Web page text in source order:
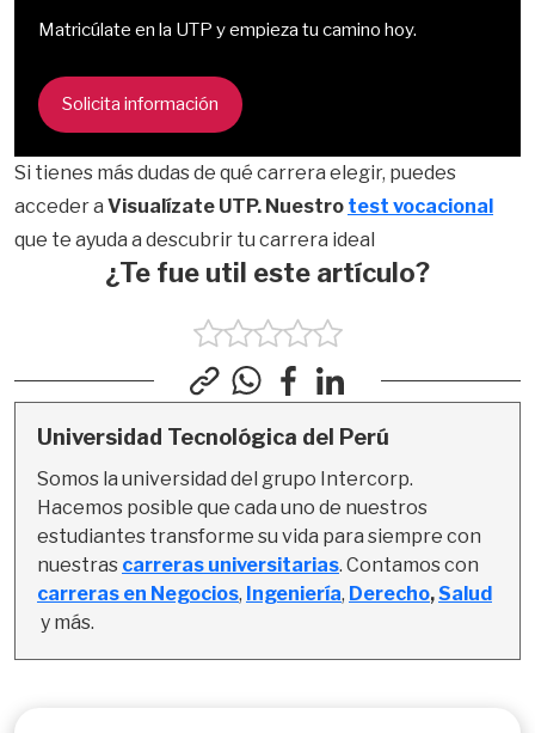
Matricúlate en la UTP y empieza tu camino hoy.
Solicita información
Si tienes más dudas de qué carrera elegir, puedes
acceder a Visualízate UTP. Nuestro test vocacional
que te ayuda a descubrir tu carrera ideal
¿Te fue util este artículo?
Universidad Tecnológica del Perú
Somos la universidad del grupo Intercorp.
Hacemos posible que cada uno de nuestros
estudiantes transforme su vida para siempre con
nuestras carreras universitarias
carreras en Negocios, Ingeniería, Derecho, Salud
y más.